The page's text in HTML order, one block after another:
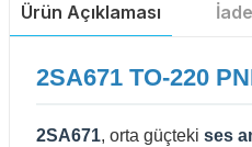
Ürün Açıklaması
2SA671 TO-220
2SA671, orta güçteki ses